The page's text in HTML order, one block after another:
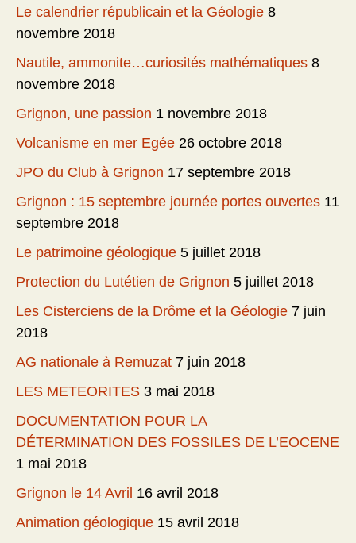
Le calendrier républicain et la Géologie 8
novembre 2018
Nautile, ammonite…curiosités mathématiques 8
novembre 2018
Grignon, une passion 1 novembre 2018
Volcanisme en mer Egée 26 octobre 2018
JPO du Club à Grignon 17 septembre 2018
Grignon : 15 septembre journée portes ouvertes 11
septembre 2018
Le patrimoine géologique 5 juillet 2018
Protection du Lutétien de Grignon 5 juillet 2018
Les Cisterciens de la Drôme et la Géologie 7 juin
2018
AG nationale à Remuzat 7 juin 2018
LES METEORITES 3 mai 2018
DOCUMENTATION POUR LA
DÉTERMINATION DES FOSSILES DE L’EOCENE
1 mai 2018
Grignon le 14 Avril 16 avril 2018
Animation géologique 15 avril 2018